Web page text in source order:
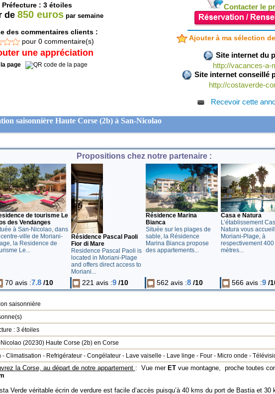
Préfecture : 3 étoiles
de 850 eurospar semaine
des commentaires clients :
pour 0commentaire(s)
une appréciation
page
Contacter le
Ajouter à ma sélection
Site internet du
http://vacances-a-
Site internet conseillé
http://costaverde-
Recevoir cette
saisonnière Haute Corse (2b) à San-Nicolao
Propositions chez notre partenaire :
de tourisme Le
des Vendanges
à San-Nicolao, dans
ville de Moriani-
la Residence de
Le...
Résidence Pascal Paoli
Fior di Mare
Residence Pascal Paoli is
located in Moriani-Plage
and offers direct access to
Moriani...
Résidence Marina
Bianca
Située sur les plages de
sable, la Résidence
Marina Bianca propose
des appartements...
Casa e Natura
L’établissement
Natura vous
Moriani-Plage, à
respectivement 400
mètres...
70 avis :7.8 /10 221 avis :9 /10 562 avis :8 /10 566 avis :9 /
saisonnière
: 3 étoiles
(20230) Haute Corse (2b) en Corse
- Climatisation - Refrigérateur- Congélateur- Lave vaiselle - Lave linge - Four- Micro onde -
la Corse, au départ de notre appartement : Vue mer ETvue montagne, proche toutes
Verde véritable écrin de verdure est facile d’accès puisqu’à 40 kms du port de Bastia et 30